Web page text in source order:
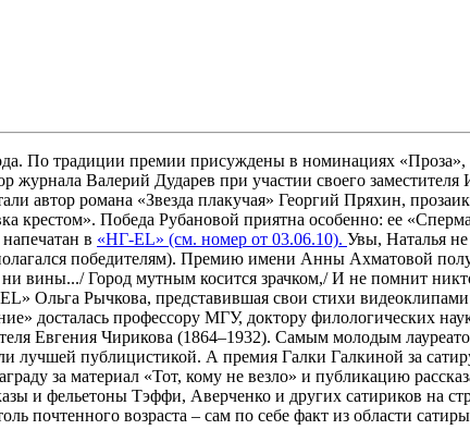
По традиции премии присуждены в номинациях «Проза»,
Валерий Дударев при участии своего
автор романа «Звезда плакучая» Георгий Пряхин,
крестом». Победа Рубановой приятна особенно: ее
в «НГ-EL» (см. номер от 03.06.10). Увы, Наталья
победителям). Премию имени Анны Ахматовой
вины.../ Город мутным косится зрачком,/ И не помнит
Ольга Рычкова, представившая свои стихи
досталась профессору МГУ, доктору филологических
Евгения Чирикова (1864–1932). Самым молодым
лучшей публицистикой. А премия Галки Галкиной за
за материал «Тот, кому не везло» и публикацию
и фельетоны Тэффи, Аверченко и других сатириков на
почтенного возраста – сам по себе факт из области